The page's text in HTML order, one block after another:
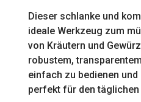
Dieser schlanke und
ideale Werkzeug zum
von Kräutern und
robustem,
einfach zu bedienen
perfekt für den täglichen